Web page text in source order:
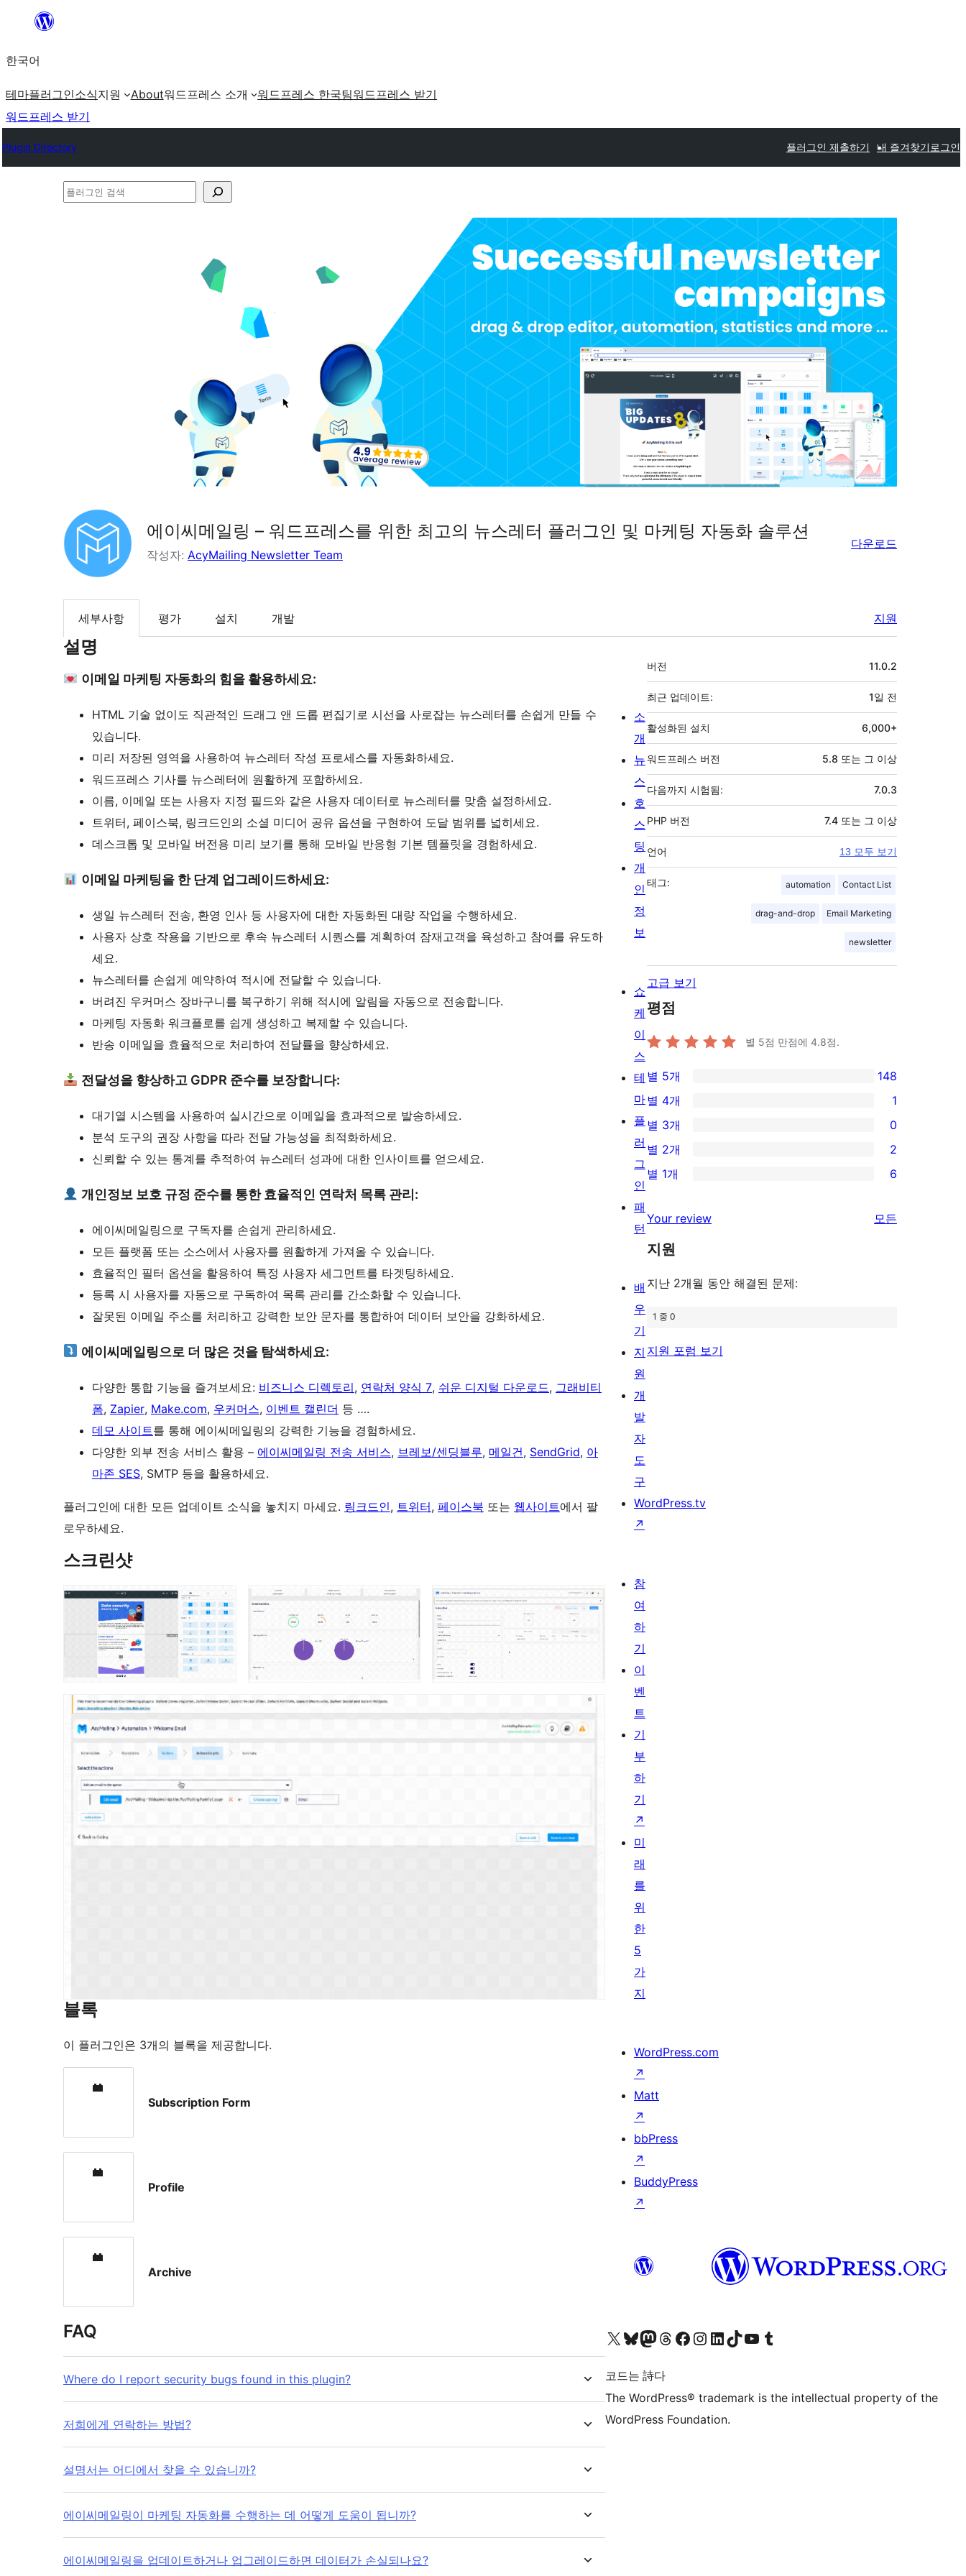
츠
로
로
가
한국어
테마플러그인소식지원 About워드프레스 소개 워드프레스 한국팀워드프레스 받기
워드프레스 받기
Plugin Directory 플러그인 제출하기 내 즐겨찾기 로그인
플
에이씨메일링 – 워드프레스를 위한 최고의 뉴스레터 플러그인 및 마케팅 자동화 솔루션
작성자: AcyMailing Newsletter Team
다운로드
세부사항 평가 설치 개발 지원
설명
이메일 마케팅 자동화의 힘을 활용하세요:
HTML 기술 없이도 직관적인 드래그 앤 드롭 편집기로 시선을 사로잡는 뉴스레터를 손쉽게 만들 수
있습니다.
미리 저장된 영역을 사용하여 뉴스레터 작성 프로세스를 자동화하세요.
워드프레스 기사를 뉴스레터에 원활하게 포함하세요.
이름, 이메일 또는 사용자 지정 필드와 같은 사용자 데이터로 뉴스레터를 맞춤 설정하세요.
트위터, 페이스북, 링크드인의 소셜 미디어 공유 옵션을 구현하여 도달 범위를 넓히세요.
데스크톱 및 모바일 버전용 미리 보기를 통해 모바일 반응형 기본 템플릿을 경험하세요.
이메일 마케팅을 한 단계 업그레이드하세요:
생일 뉴스레터 전송, 환영 인사 등 사용자에 대한 자동화된 대량 작업을 수행하세요.
사용자 상호 작용을 기반으로 후속 뉴스레터 시퀀스를 계획하여 잠재고객을 육성하고 참여를 유도하
세요.
뉴스레터를 손쉽게 예약하여 적시에 전달할 수 있습니다.
버려진 우커머스 장바구니를 복구하기 위해 적시에 알림을 자동으로 전송합니다.
마케팅 자동화 워크플로를 쉽게 생성하고 복제할 수 있습니다.
반송 이메일을 효율적으로 처리하여 전달률을 향상하세요.
전달성을 향상하고 GDPR 준수를 보장합니다:
대기열 시스템을 사용하여 실시간으로 이메일을 효과적으로 발송하세요.
분석 도구의 권장 사항을 따라 전달 가능성을 최적화하세요.
신뢰할 수 있는 통계를 추적하여 뉴스레터 성과에 대한 인사이트를 얻으세요.
개인정보 보호 규정 준수를 통한 효율적인 연락처 목록 관리:
에이씨메일링으로 구독자를 손쉽게 관리하세요.
모든 플랫폼 또는 소스에서 사용자를 원활하게 가져올 수 있습니다.
효율적인 필터 옵션을 활용하여 특정 사용자 세그먼트를 타겟팅하세요.
등록 시 사용자를 자동으로 구독하여 목록 관리를 간소화할 수 있습니다.
잘못된 이메일 주소를 처리하고 강력한 보안 문자를 통합하여 데이터 보안을 강화하세요.
에이씨메일링으로 더 많은 것을 탐색하세요:
다양한 통합 기능을 즐겨보세요: 비즈니스 디렉토리, 연락처 양식 7, 쉬운 디지털 다운로드, 그래비티
폼, Zapier, Make.com, 우커머스, 이벤트 캘린더 등 ….
데모 사이트를 통해 에이씨메일링의 강력한 기능을 경험하세요.
다양한 외부 전송 서비스 활용 – 에이씨메일링 전송 서비스, 브레보/센딩블루, 메일건, SendGrid, 아
마존 SES, SMTP 등을 활용하세요.
플러그인에 대한 모든 업데이트 소식을 놓치지 마세요. 링크드인, 트위터, 페이스북 또는 웹사이트에서 팔
로우하세요.
스크린샷
블록
이 플러그인은 3개의 블록을 제공합니다.
Subscription Form
Profile
Archive
FAQ
Where do I report security bugs found in this plugin?
저희에게 연락하는 방법?
설명서는 어디에서 찾을 수 있습니까?
에이씨메일링이 마케팅 자동화를 수행하는 데 어떻게 도움이 됩니까?
에이씨메일링을 업데이트하거나 업그레이드하면 데이터가 손실되나요?
기
초
버전 11.0.2
최근 업데이트: 1일 전
활성화된 설치 6,000+
워드프레스 버전 5.8 또는 그 이상
다음까지 시험됨: 7.0.3
PHP 버전 7.4 또는 그 이상
언어 13 모두 보기
태그: automation Contact List
drag-and-drop Email Marketing
newsletter
고급 보기
평점
별 5점 만점에 4.8점.
148/5-
별
점
후
기
별 5개 148
1/4-
별
점
후
별 4개 1
0/3-
별
점
기
별 3개 0
2/2-
별
후
기
별 2개 2
6/1-
점
후
별 1개 6
Your review 모든
지원
지난 2개월 동안 해결된 문제:
1 중 0
지원 포럼 보기
소
개
뉴
스
호
스
팅
개
인
정
보
쇼
케
이
스
테
마
플
러
그
인
패
턴
배
우
기
지
원
개
발
자
도
구
WordPress.tv
↗
참
여
하
기
이
벤
트
기
부
하
기
↗
미
래
를
위
한
5
가
지
WordPress.com
↗
Matt
↗
bbPress
↗
BuddyPress
↗
X(이전 트위터) 계정 방문하기블루스카이 계정 방문하기마스토돈 계정 방문하기스레드 계정 방문하기 페이스북 페이지 방문하기인스타그램 계정 방문하기 LinkedIn 계정 방문하기틱톡 계정 방문하기유튜브 채널 방문하기 텀블러 계정 방문하기
코드는 詩다
The WordPress® trademark is the intellectual property of the
WordPress Foundation.